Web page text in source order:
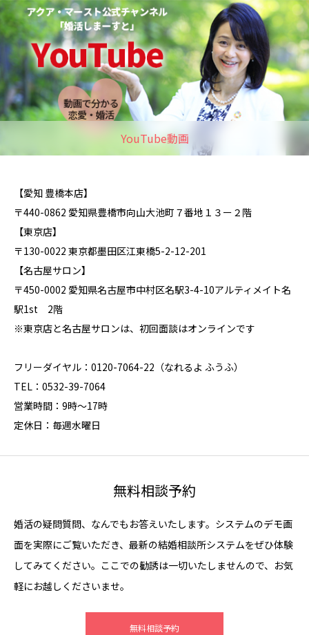
YouTube動画
【愛知 豊橋本店】
〒440-0862 愛知県豊橋市向山大池町７番地１３ー２階
【東京店】
〒130-0022 東京都墨田区江東橋5-2-12-201
【名古屋サロン】
〒450-0002 愛知県名古屋市中村区名駅3-4-10アルティメイト名
駅1st 2階
※東京店と名古屋サロンは、初回面談はオンラインです
フリーダイヤル：0120-7064-22（なれるよ ふうふ）
TEL：0532-39-7064
営業時間：9時～17時
定休日：毎週水曜日
無料相談予約
婚活の疑問質問、なんでもお答えいたします。システムのデモ画
面を実際にご覧いただき、最新の結婚相談所システムをぜひ体験
してみてください。ここでの勧誘は一切いたしませんので、お気
軽にお越しくださいませ。
無料相談予約